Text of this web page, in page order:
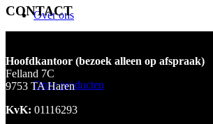
Over ons
Onze producten
CONTACT
Hoofdkantoor (bezoek alleen op afspraak)
Felland 7C
9753 TA Haren
KvK: 01116293